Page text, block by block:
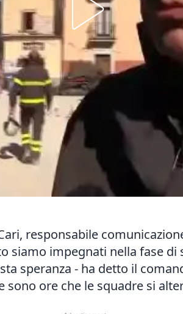
responsabile
siamo impegnati nella fase
speranza - ha detto il
ore che le squadre si